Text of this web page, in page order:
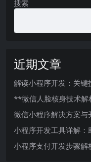
搜索
近期文章
解读小程序开发：关键
**微信人脸核身技术
微信小程序解决方案与
小程序开发工具详解：
小程序支付开发步骤